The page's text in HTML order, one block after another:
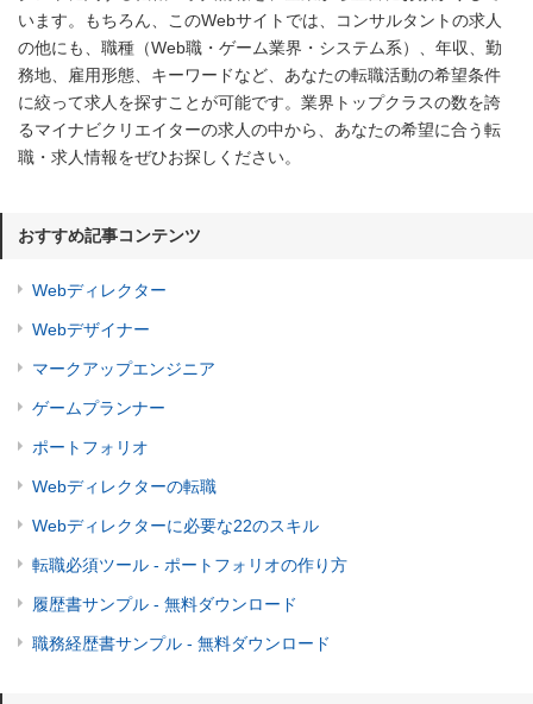
います。もちろん、このWebサイトでは、コンサルタントの求人
の他にも、職種（Web職・ゲーム業界・システム系）、年収、勤
務地、雇用形態、キーワードなど、あなたの転職活動の希望条件
に絞って求人を探すことが可能です。業界トップクラスの数を誇
るマイナビクリエイターの求人の中から、あなたの希望に合う転
職・求人情報をぜひお探しください。
おすすめ記事コンテンツ
Webディレクター
Webデザイナー
マークアップエンジニア
ゲームプランナー
ポートフォリオ
Webディレクターの転職
Webディレクターに必要な22のスキル
転職必須ツール - ポートフォリオの作り方
履歴書サンプル - 無料ダウンロード
職務経歴書サンプル - 無料ダウンロード